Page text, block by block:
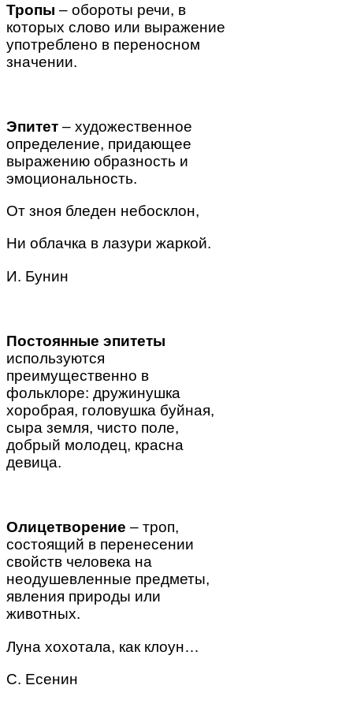
Тропы – обороты речи, в
которых слово или выражение
употреблено в переносном
значении.
Эпитет – художественное
определение, придающее
выражению образность и
эмоциональность.
От зноя бледен небосклон,
Ни облачка в лазури жаркой.
И. Бунин
Постоянные эпитеты
используются
преимущественно в
фольклоре: дружинушка
хоробрая, головушка буйная,
сыра земля, чисто поле,
добрый молодец, красна
девица.
Олицетворение – троп,
состоящий в перенесении
свойств человека на
неодушевленные предметы,
явления природы или
животных.
Луна хохотала, как клоун…
С. Есенин